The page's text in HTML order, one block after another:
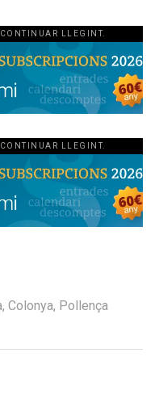
LLEGINT.
LLEGINT.
, Colonya, Pollença